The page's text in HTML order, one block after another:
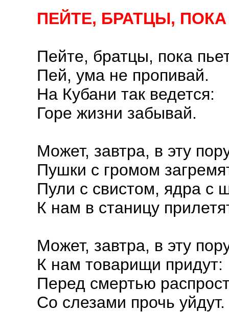
ПЕЙТЕ, БРАТЦЫ,
Пейте, братцы, пока
Пей, ума не пропивай.
На Кубани так ведется:
Горе жизни забывай.
Может, завтра, в эту
Пушки с громом
Пули с свистом, ядра с
К нам в станицу
Может, завтра, в эту
К нам товарищи придут:
Перед смертью
Со слезами прочь уйдут.